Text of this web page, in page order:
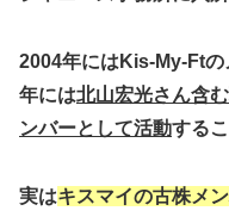
2004年にはKis-My-Ft
年には北山宏光さん含
ンバーとして活動する
実はキスマイの古株メ